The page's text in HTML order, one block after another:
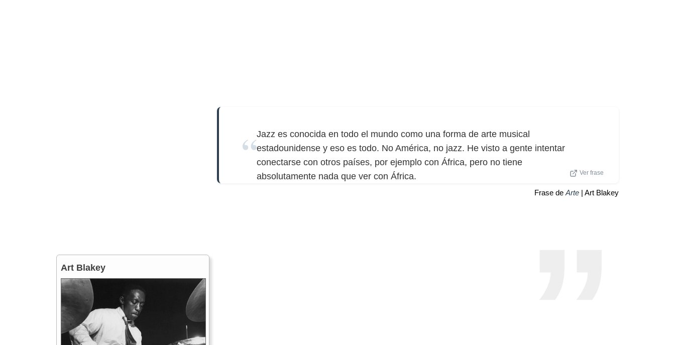
Jazz es conocida en todo el mundo como una forma de arte musical
estadounidense y eso es todo. No América, no jazz. He visto a gente intentar
conectarse con otros países, por ejemplo con África, pero no tiene
absolutamente nada que ver con África.
Ver frase
Frase de Arte | Art Blakey
Art Blakey